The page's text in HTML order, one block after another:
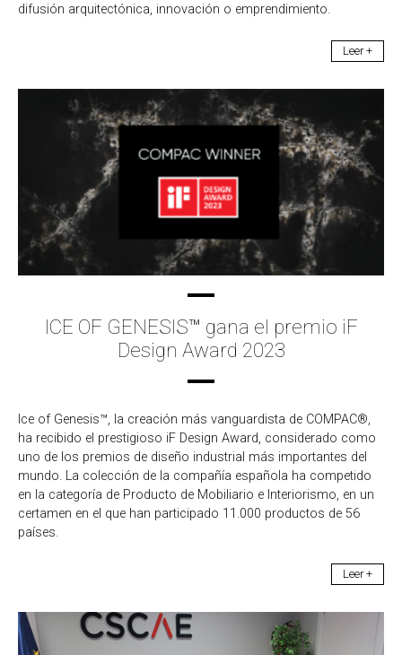
difusión arquitectónica, innovación o emprendimiento.
Leer +
ICE OF GENESIS™ gana el premio iF
Design Award 2023
Ice of Genesis™, la creación más vanguardista de COMPAC®,
ha recibido el prestigioso iF Design Award, considerado como
uno de los premios de diseño industrial más importantes del
mundo. La colección de la compañía española ha competido
en la categoría de Producto de Mobiliario e Interiorismo, en un
certamen en el que han participado 11.000 productos de 56
países.
Leer +